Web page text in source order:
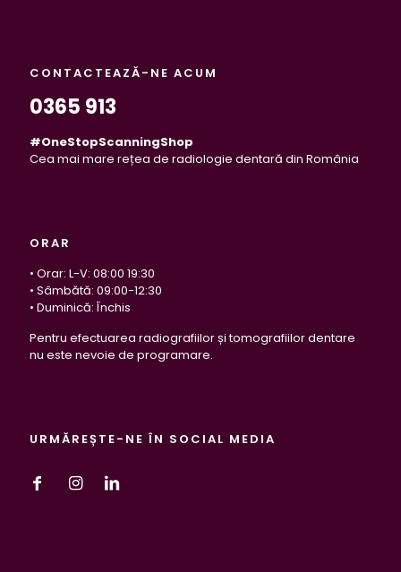
CONTACTEAZĂ-NE ACUM
0365 913
#OneStopScanningShop
Cea mai mare rețea de radiologie dentară din România
ORAR
• Orar: L-V: 08:00 19:30
• Sâmbătă: 09:00-12:30
• Duminică: Închis
Pentru efectuarea radiografiilor și tomografiilor dentare
nu este nevoie de programare.
URMĂREȘTE-NE ÎN SOCIAL MEDIA